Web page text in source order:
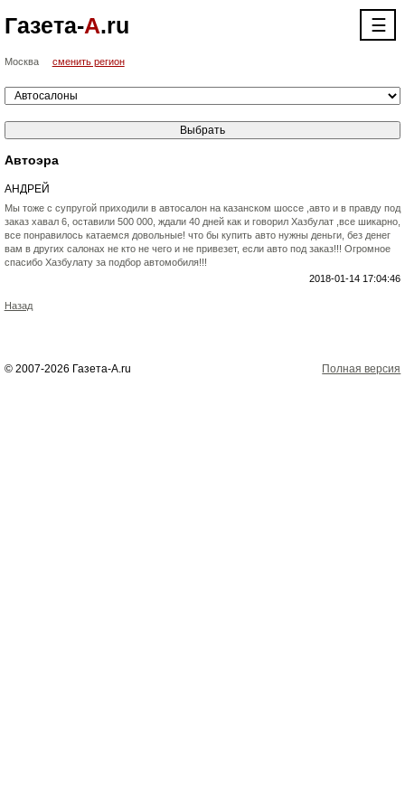
Газета-А.ru ☰
Москва сменить регион
Автоэра
АНДРЕЙ
Мы тоже с супругой приходили в автосалон на казанском шоссе ,авто и в правду под
заказ хавал 6, оставили 500 000, ждали 40 дней как и говорил Хазбулат ,все шикарно,
все понравилось катаемся довольные! что бы купить авто нужны деньги, без денег
вам в других салонах не кто не чего и не привезет, если авто под заказ!!! Огромное
спасибо Хазбулату за подбор автомобиля!!!
2018-01-14 17:04:46
Назад
© 2007-2026 Газета-А.ru Полная версия